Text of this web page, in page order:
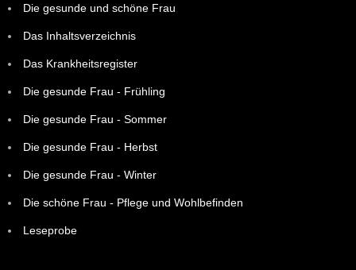
Die gesunde und schöne Frau
Das Inhaltsverzeichnis
Das Krankheitsregister
Die gesunde Frau - Frühling
Die gesunde Frau - Sommer
Die gesunde Frau - Herbst
Die gesunde Frau - Winter
Die schöne Frau - Pflege und Wohlbefinden
Leseprobe